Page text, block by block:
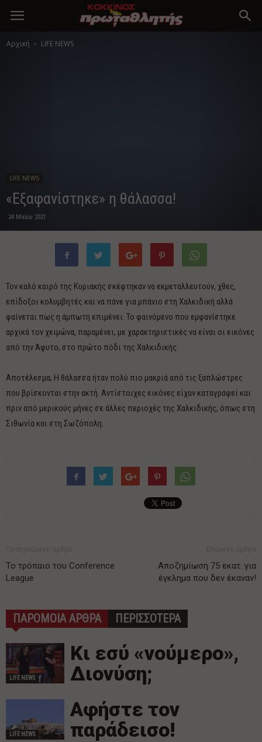
Αρχική LIFE NEWS
LIFE NEWS
«Εξαφανίστηκε» η θάλασσα!
24 Μαΐου 2021
Τον καλό καιρό της Κυριακής σκέφτηκαν να εκμεταλλευτούν, χθες,
επίδοξοι κολυμβητές και να πάνε για μπάνιο στη Χαλκιδική αλλά
φαίνεται πως η άμπωτη επιμένει. Το φαινόμενο που εμφανίστηκε
αρχικά τον χειμώνα, παραμένει, με χαρακτηριστικές να είναι οι εικόνες
από την Άφυτο, στο πρώτο πόδι της Χαλκιδικής.
Αποτέλεσμα; Η θάλασσα ήταν πολύ πιο μακριά από τις ξαπλώστρες
που βρίσκονται στην ακτή. Αντίστοιχες εικόνες είχαν καταγραφεί και
πριν από μερικούς μήνες σε άλλες περιοχές της Χαλκιδικής, όπως στη
Σιθωνία και στη Σωζόπολη.
Το τρόπαιο του Conference
League
Αποζημίωση 75 εκατ. για
έγκλημα που δεν έκαναν!
ΠΑΡΟΜΟΙΑ ΑΡΘΡΑ ΠΕΡΙΣΣΟΤΕΡΑ
LIFE NEWS
Κι εσύ «νούμερο»,
Διονύση;
LIFE NEWS
Αφήστε τον
παράδεισο!